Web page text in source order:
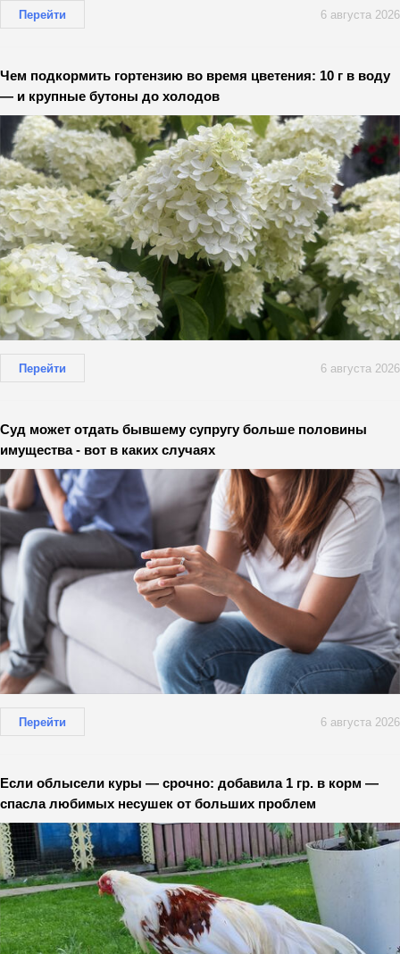
Перейти 6 августа 2026
Чем подкормить гортензию во время цветения: 10 г в воду
— и крупные бутоны до холодов
Перейти 6 августа 2026
Суд может отдать бывшему супругу больше половины
имущества - вот в каких случаях
Перейти 6 августа 2026
Если облысели куры — срочно: добавила 1 гр. в корм —
спасла любимых несушек от больших проблем